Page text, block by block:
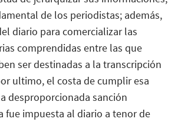
de los periodistas; además,
diario para comercializar las
comprendidas entre las que
ser destinadas a la transcripción
ultimo, el costa de cumplir esa
desproporcionada sanción
fue impuesta al diario a tenor de